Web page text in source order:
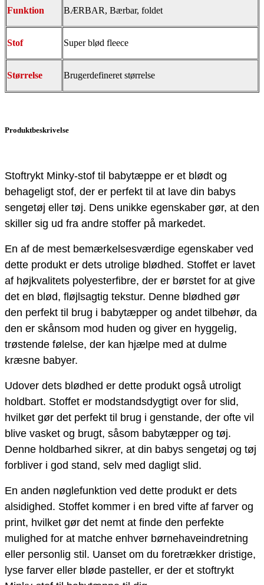
Funktion BÆRBAR, Bærbar, foldet
Stof Super blød fleece
Størrelse Brugerdefineret størrelse
Produktbeskrivelse
Stoftrykt Minky-stof til babytæppe er et blødt og
behageligt stof, der er perfekt til at lave din babys
sengetøj eller tøj. Dens unikke egenskaber gør, at den
skiller sig ud fra andre stoffer på markedet.
En af de mest bemærkelsesværdige egenskaber ved
dette produkt er dets utrolige blødhed. Stoffet er lavet
af højkvalitets polyesterfibre, der er børstet for at give
det en blød, fløjlsagtig tekstur. Denne blødhed gør
den perfekt til brug i babytæpper og andet tilbehør, da
den er skånsom mod huden og giver en hyggelig,
trøstende følelse, der kan hjælpe med at dulme
kræsne babyer.
Udover dets blødhed er dette produkt også utroligt
holdbart. Stoffet er modstandsdygtigt over for slid,
hvilket gør det perfekt til brug i genstande, der ofte vil
blive vasket og brugt, såsom babytæpper og tøj.
Denne holdbarhed sikrer, at din babys sengetøj og tøj
forbliver i god stand, selv med dagligt slid.
En anden nøglefunktion ved dette produkt er dets
alsidighed. Stoffet kommer i en bred vifte af farver og
print, hvilket gør det nemt at finde den perfekte
mulighed for at matche enhver børnehaveindretning
eller personlig stil. Uanset om du foretrækker dristige,
lyse farver eller bløde pasteller, er der et stoftrykt